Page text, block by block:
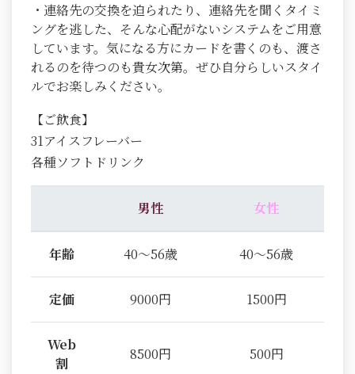
・連絡先の交換を迫られたり、連絡先を聞くタイミ
ングを逃した、そんな心配がないシステムをご用意
しています。気になる方にカードを書くのも、渡さ
れるのを待つのも貴女次第。ぜひ自分らしいスタイ
ルでお楽しみください。
【ご飲食】
31アイスフレーバー
各種ソフトドリンク
男性 女性
年齢 40～56歳 40～56歳
定価 9000円 1500円
Web
割
8500円 500円